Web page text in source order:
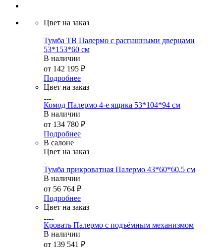
Цвет на заказ
Тумба ТВ Палермо с распашными дверцами
53*153*60 см
В наличии
от 142 195 ₽
Подробнее
Цвет на заказ
Комод Палермо 4-е ящика 53*104*94 см
В наличии
от 134 780 ₽
Подробнее
В салоне
Цвет на заказ
Тумба прикроватная Палермо 43*60*60.5 см
В наличии
от 56 764 ₽
Подробнее
Цвет на заказ
Кровать Палермо с подъёмным механизмом
В наличии
от 139 541 ₽